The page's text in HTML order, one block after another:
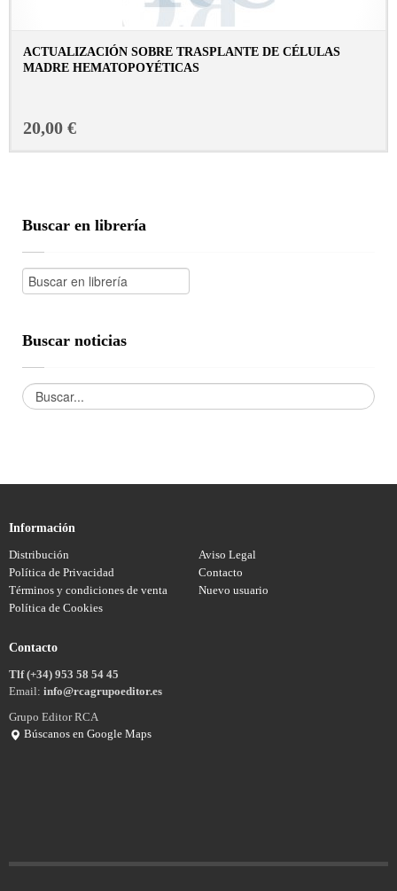
ACTUALIZACIÓN SOBRE TRASPLANTE DE CÉLULAS
MADRE HEMATOPOYÉTICAS
20,00 €
Buscar en librería
Buscar noticias
Información
Distribución
Aviso Legal
Política de Privacidad
Contacto
Términos y condiciones de venta
Nuevo usuario
Política de Cookies
Contacto
Tlf (+34) 953 58 54 45
Email: info@rcagrupoeditor.es
Grupo Editor RCA
Búscanos en Google Maps